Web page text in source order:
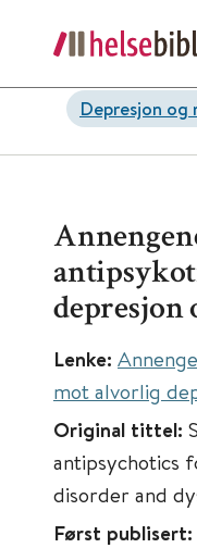
Depresjon og
depresjon
Lenke:
mot alvorlig
Original tittel:
antipsychotics
disorder and
Først publisert: